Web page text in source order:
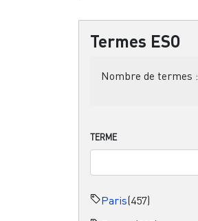
Termes ESO
Nombre de termes :
TERME
Paris(457)